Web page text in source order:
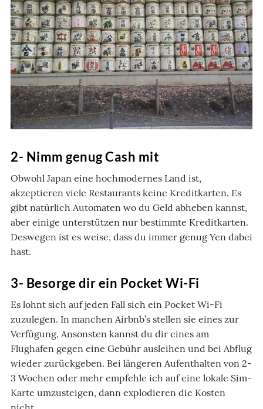
2- Nimm genug Cash mit
Obwohl Japan eine hochmodernes Land ist,
akzeptieren viele Restaurants keine Kreditkarten. Es
gibt natürlich Automaten wo du Geld abheben kannst,
aber einige unterstützen nur bestimmte Kreditkarten.
Deswegen ist es weise, dass du immer genug Yen dabei
hast.
3- Besorge dir ein Pocket Wi-Fi
Es lohnt sich auf jeden Fall sich ein Pocket Wi-Fi
zuzulegen. In manchen Airbnb’s stellen sie eines zur
Verfügung. Ansonsten kannst du dir eines am
Flughafen gegen eine Gebühr ausleihen und bei Abflug
wieder zurückgeben. Bei längeren Aufenthalten von 2-
3 Wochen oder mehr empfehle ich auf eine lokale Sim-
Karte umzusteigen, dann explodieren die Kosten